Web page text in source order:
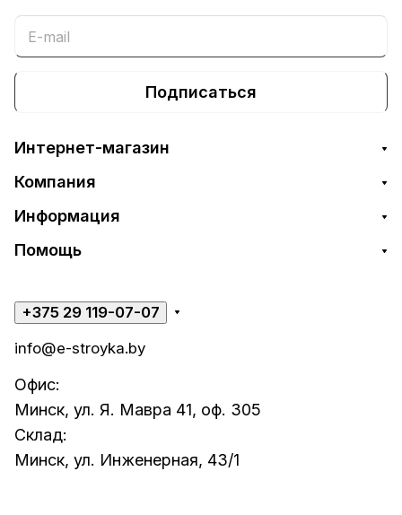
Подписаться
Интернет-магазин
Компания
Информация
Помощь
+375 29 119-07-07
info@e-stroyka.by
Офис:
Минск, ул. Я. Мавра 41, оф. 305
Склад:
Минск, ул. Инженерная, 43/1